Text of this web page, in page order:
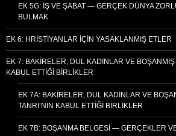
EK 5G: İŞ VE ŞABAT — GERÇEK DÜNYA
BULMAK
EK 6: HRISTIYANLAR İÇIN YASAKLANMIŞ ETLER
EK 7: BAKIRELER, DUL KADINLAR VE BOŞANMIŞ
KABUL ETTIĞI BIRLIKLER
EK 7A: BAKIRELER, DUL KADINLAR VE
TANRI’NIN KABUL ETTIĞI BIRLIKLER
EK 7B: BOŞANMA BELGESI — GERÇEKLER